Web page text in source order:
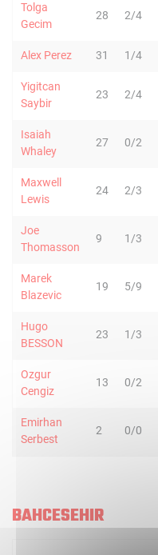
Tolga
Gecim
28 2/4
Alex Perez 31 1/4
Yigitcan
Saybir
23 2/4
Isaiah
Whaley
27 0/2
Maxwell
Lewis
24 2/3
Joe
Thomasson
9 1/3
Marek
Blazevic
19 5/9
Hugo
BESSON
23 1/3
Ozgur
Cengiz
13 0/2
Emirhan
Serbest
2 0/0
BAHCESEHIR